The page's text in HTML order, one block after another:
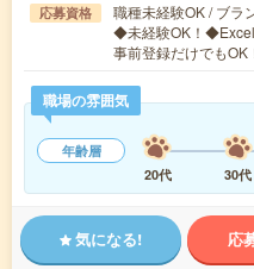
応募資格
職種未経験OK / ブラ
◆未経験OK！◆Excel
事前登録だけでも
職場の雰囲気
年齢層
20代
30代
気になる! 応